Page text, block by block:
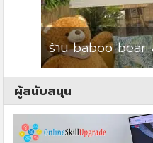
ร้าน baboo bear
ผู้สนับสนุน